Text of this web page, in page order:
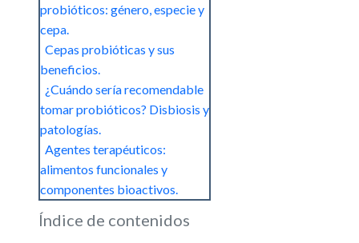
Índice de contenidos
probióticos: género, especie y
cepa.
Cepas probióticas y sus
beneficios.
¿Cuándo sería recomendable
tomar probióticos? Disbiosis y
patologías.
Agentes terapéuticos:
alimentos funcionales y
componentes bioactivos.